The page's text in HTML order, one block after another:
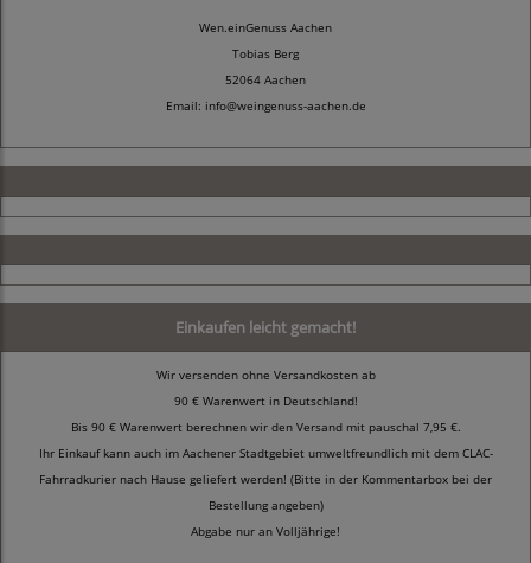
Wen.einGenuss Aachen
Tobias Berg
52064 Aachen
Email: info@weingenuss-aachen.de
Einkaufen leicht gemacht!
Wir versenden ohne Versandkosten ab
90 € Warenwert in Deutschland!
Bis 90 € Warenwert berechnen wir den Versand mit pauschal 7,95 €.
Ihr Einkauf kann auch im Aachener Stadtgebiet umweltfreundlich mit dem CLAC-
Fahrradkurier nach Hause geliefert werden! (Bitte in der Kommentarbox bei der
Bestellung angeben)
Abgabe nur an Volljährige!